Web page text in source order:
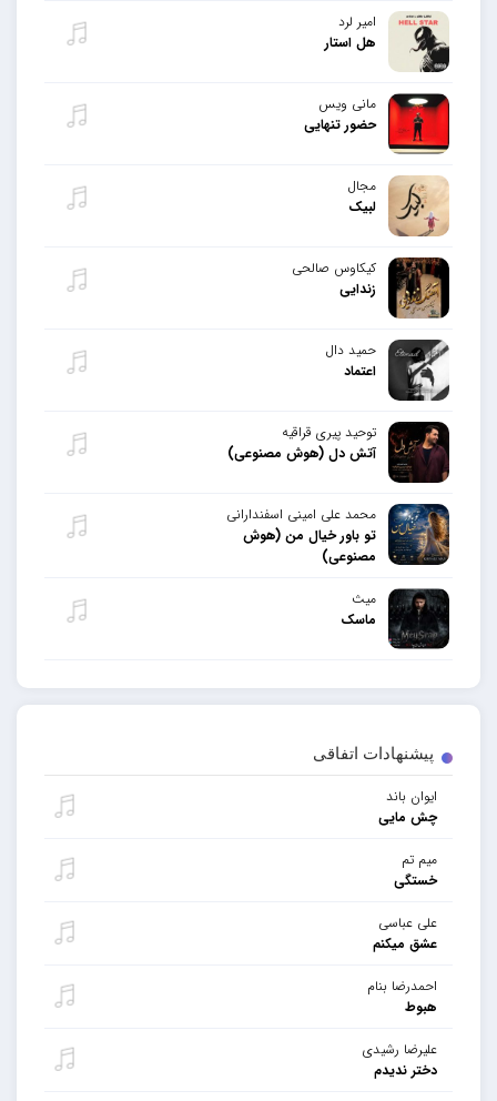
پیشنهادات اتفاقی
ایوان باند
چش مایی
میم تم
خستگی
علی عباسی
عشق میکنم
احمدرضا بنام
هبوط
علیرضا رشیدی
دختر ندیدم
امیر لرد
هل استار
مانی ویس
حضور تنهایی
مجال
لبیک
کیکاوس صالحی
زندایی
حمید دال
اعتماد
توحید پیری قراقیه
آتش دل (هوش مصنوعی)
محمد علی امینی اسفندارانی
تو باور خیال من (هوش
مصنوعی)
میث
ماسک